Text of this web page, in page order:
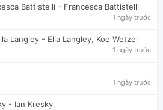
Battistelli - Francesca Battistelli
1 ngày trước
Langley - Ella Langley, Koe Wetzel
1 ngày trước
1 ngày trước
- Ian Kresky